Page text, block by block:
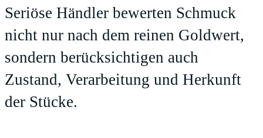
Seriöse Händler bewerten Schmuck
nicht nur nach dem reinen Goldwert,
sondern berücksichtigen auch
Zustand, Verarbeitung und Herkunft
der Stücke.